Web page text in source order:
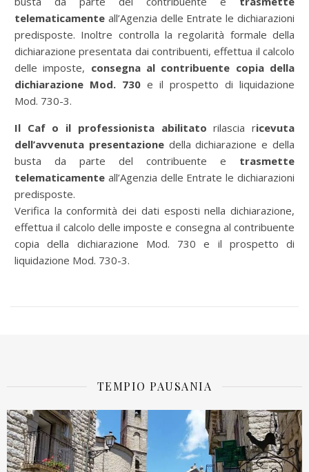
telematicamente all’Agenzia delle Entrate le dichiarazioni
predisposte. Inoltre controlla la regolarità formale della
dichiarazione presentata dai contribuenti, effettua il calcolo
delle imposte, consegna al contribuente copia della
dichiarazione Mod. 730 e il prospetto di liquidazione
Mod. 730-3.
Il Caf o il professionista abilitato rilascia ricevuta
dell’avvenuta presentazionedella dichiarazione e della
busta da parte del contribuente e trasmette
telematicamente all’Agenzia delle Entrate le dichiarazioni
predisposte.
Verifica la conformità dei dati esposti nella dichiarazione,
effettua il calcolo delle imposte e consegna al contribuente
copia della dichiarazione Mod. 730 e il prospetto di
liquidazione Mod. 730-3.
TEMPIO PAUSANIA